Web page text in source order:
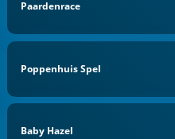
Paardenrace
Poppenhuis Spel
Baby Hazel